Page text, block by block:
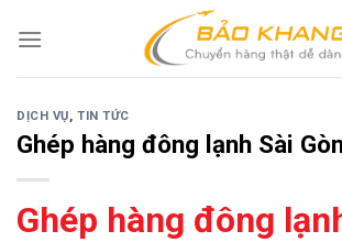
DỊCH VỤ,TIN TỨC
Ghép hàng đông lạnh Sài
Ghép hàng đông